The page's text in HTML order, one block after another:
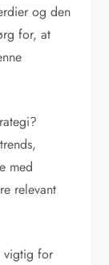
og den
for, at
med
relevant
vigtig for